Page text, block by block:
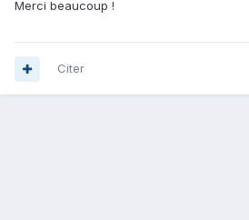
Merci beaucoup !
Citer